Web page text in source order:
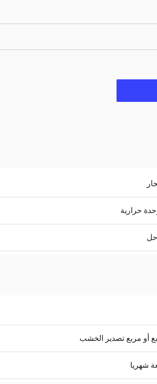
أو مربع تصدير الخشب